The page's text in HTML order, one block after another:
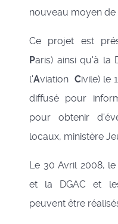
nouveau moyen de
Ce projet est
Paris) ainsi qu'à la
l'Aviation Civile) le
diffusé pour
pour obtenir
locaux, ministère
Le 30 Avril 2008,
et la DGAC et
peuvent être